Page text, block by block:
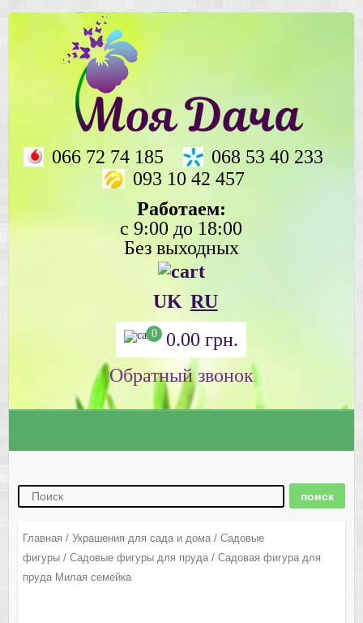
066 72 74 185
068 53 40 233
093 10 42 457
Работаем:
с 9:00 до 18:00
Без выходных
UK RU
0 0.00грн.
Главная / Украшения для сада и дома/ Садовые
фигуры/ Садовые фигуры для пруда/ Садовая фигура для
пруда Милая семейка